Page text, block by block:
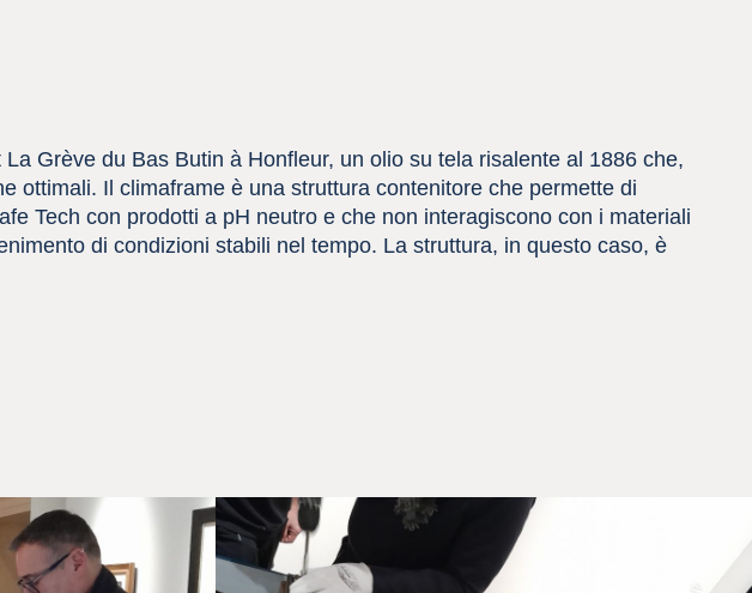
Grève du Bas Butin à Honfleur, un olio su tela risalente al 1886 che,
ottimali. Il climaframe è una struttura contenitore che permette di
Tech con prodotti a pH neutro e che non interagiscono con i materiali
di condizioni stabili nel tempo. La struttura, in questo caso, è